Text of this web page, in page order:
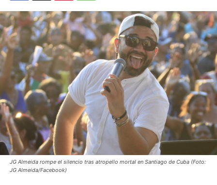
JG Almeida rompe el silencio tras atropello mortal en Santiago de Cuba (Foto:
JG Almeida/Facebook)